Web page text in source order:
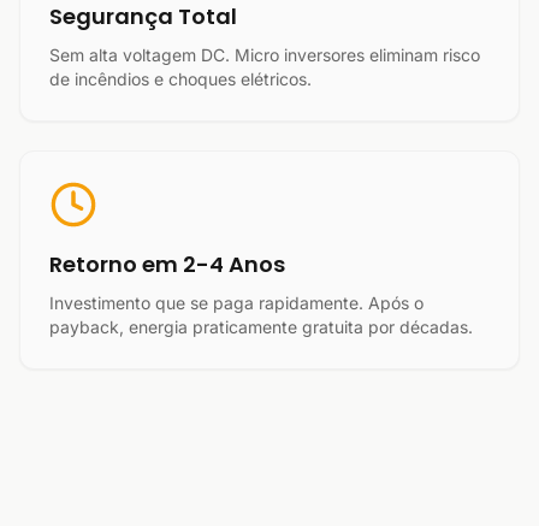
Segurança Total
Sem alta voltagem DC. Micro inversores eliminam risco
de incêndios e choques elétricos.
Retorno em 2-4 Anos
Investimento que se paga rapidamente. Após o
payback, energia praticamente gratuita por décadas.